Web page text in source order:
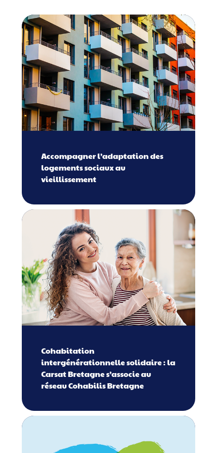
Accompagner l’adaptation des
logements sociaux au
vieillissement
Cohabitation
intergénérationnelle solidaire : la
Carsat Bretagne s’associe au
réseau Cohabilis Bretagne